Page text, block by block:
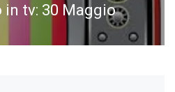
in tv: 30 Maggio